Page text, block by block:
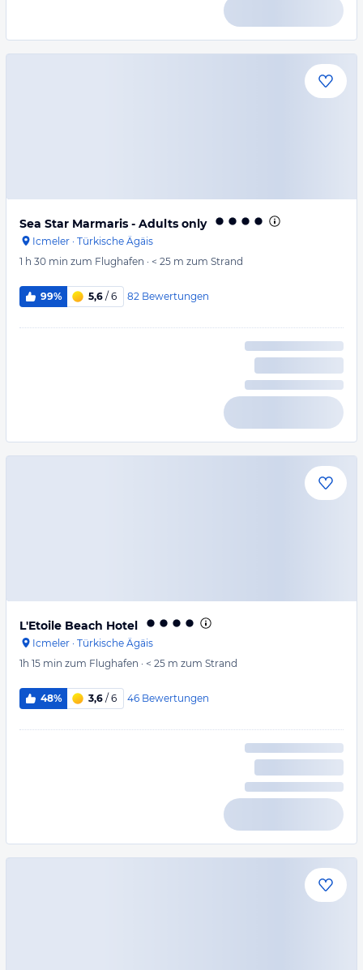
Sea Star Marmaris - Adults only
Icmeler · Türkische Ägäis
1 h 30 min zum Flughafen · < 25 m zum Strand
99% 5,6 / 6 82 Bewertungen
L'Etoile Beach Hotel
Icmeler · Türkische Ägäis
1h 15 min zum Flughafen · < 25 m zum Strand
48% 3,6 / 6 46 Bewertungen